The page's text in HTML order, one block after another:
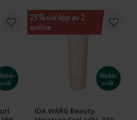
IDA WARG Beauty
25% vid köp av 2
online